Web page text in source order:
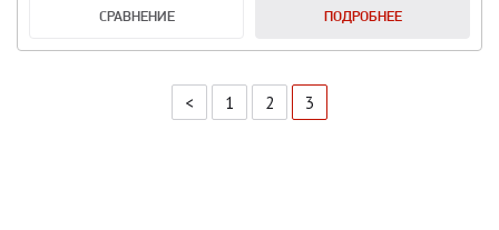
СРАВНЕНИЕ ПОДРОБНЕЕ
< 1 2 3